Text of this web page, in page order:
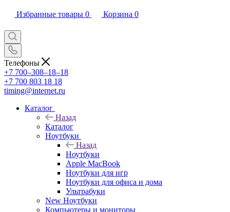
Избранные товары 0 Корзина 0
Телефоны
+7 700‒308‒18‒18
+7 700 803 18 18
timing@internet.ru
Каталог
Назад
Каталог
Ноутбуки
Назад
Ноутбуки
Apple MacBook
Ноутбуки для игр
Ноутбуки для офиса и дома
Ультрабуки
New Ноутбуки
Компьютеры и мониторы